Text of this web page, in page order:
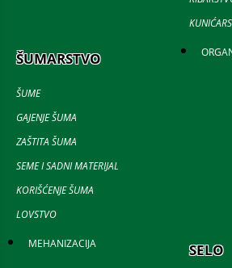
ŠUMARSTVO
ŠUME
GAJENJE ŠUMA
ZAŠTITA ŠUMA
SEME I SADNI MATERIJAL
KORIŠĆENJE ŠUMA
LOVSTVO
MEHANIZACIJA SELO